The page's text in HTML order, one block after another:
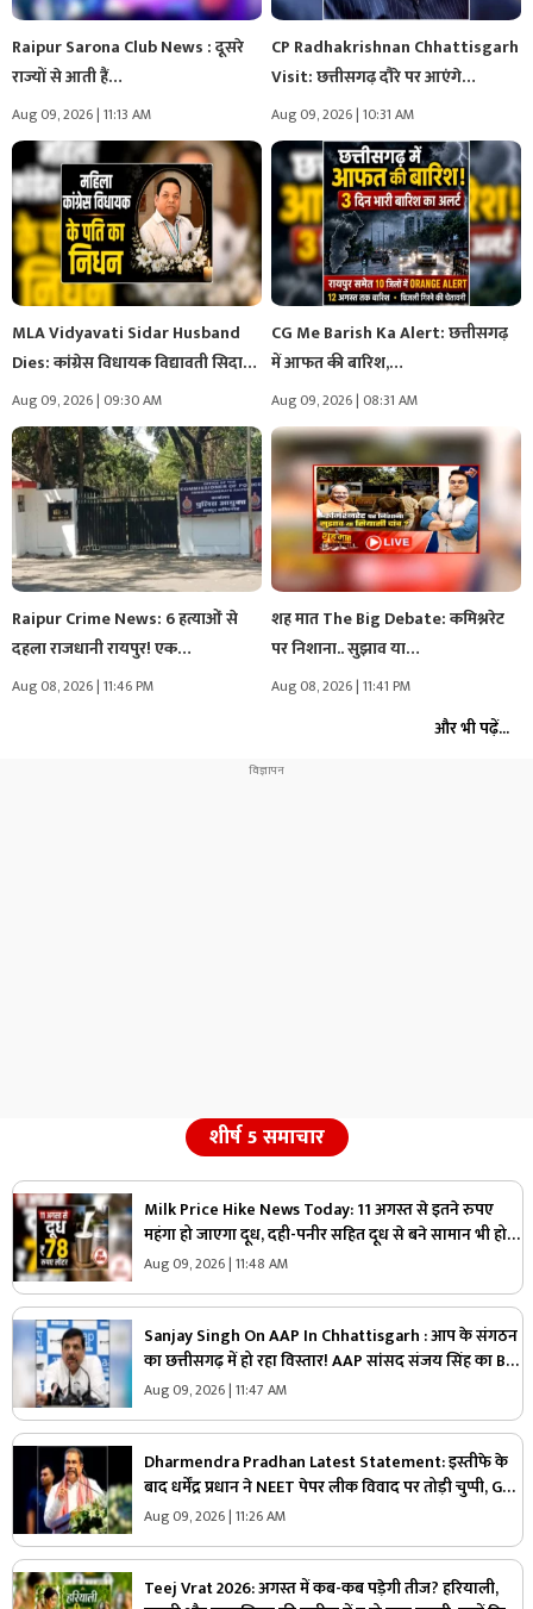
Raipur Sarona Club News : दूसरे
राज्यों से आती हैं…
Aug 09, 2026 | 11:13 AM
CP Radhakrishnan Chhattisgarh
Visit: छत्तीसगढ़ दौरे पर आएंगे
उपराष्ट्रपति सीपी…
Aug 09, 2026 | 10:31 AM
MLA Vidyavati Sidar Husband
Dies: कांग्रेस विधायक विद्यावती सिदार
के…
Aug 09, 2026 | 09:30 AM
CG Me Barish Ka Alert: छत्तीसगढ़
में आफत की बारिश,…
Aug 09, 2026 | 08:31 AM
Raipur Crime News: 6 हत्याओं से
दहला राजधानी रायपुर! एक…
Aug 08, 2026 | 11:46 PM
शह मात The Big Debate: कमिश्नरेट
पर निशाना.. सुझाव या…
Aug 08, 2026 | 11:41 PM
और भी पढ़ें...
शीर्ष 5 समाचार
Milk Price Hike News Today: 11 अगस्त से इतने रुपए
महंगा हो जाएगा दूध, दही-पनीर सहित दूध से बने सामान भी हो
सकते हैं महंगे, जा​निए क्या होगा एक लीटर की कीमत
Aug 09, 2026 | 11:48 AM
Sanjay Singh On AAP In Chhattisgarh : आप के संगठन
का छत्तीसगढ़ में हो रहा विस्तार! AAP सांसद संजय सिंह का BJP
पर तीखा वार! बोले- इनके इशारे पर चल रही राज्य सरकार
Aug 09, 2026 | 11:47 AM
Dharmendra Pradhan Latest Statement: इस्तीफे के
बाद धर्मेंद्र प्रधान ने NEET पेपर लीक विवाद पर तोड़ी चुप्पी, Gen
Z को लेकर कह दी ये बड़ी बात
Aug 09, 2026 | 11:26 AM
Teej Vrat 2026: अगस्त में कब-कब पड़ेगी तीज? हरियाली,